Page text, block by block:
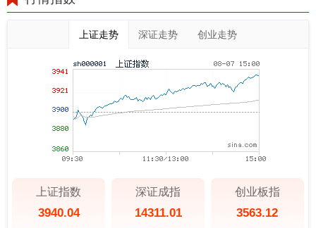
上证走势 深证走势 创业走势
上证指数
3940.04
深证成指
14311.01
创业板指
3563.12